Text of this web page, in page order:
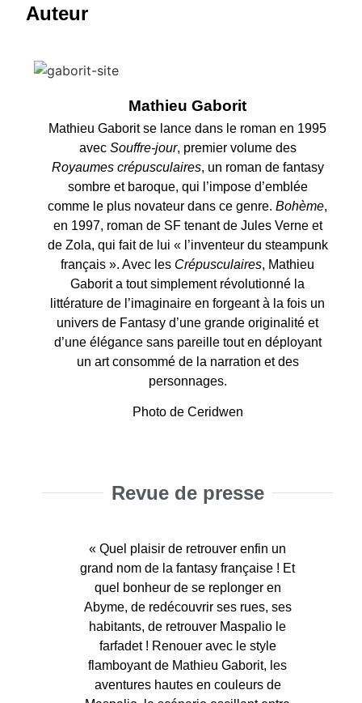
Auteur
Mathieu Gaborit
Mathieu Gaborit se lance dans le roman en 1995
avec Souffre-jour, premier volume des
Royaumes crépusculaires, un roman de fantasy
sombre et baroque, qui l’impose d’emblée
comme le plus novateur dans ce genre. Bohème,
en 1997, roman de SF tenant de Jules Verne et
de Zola, qui fait de lui « l’inventeur du steampunk
français ». Avec les Crépusculaires, Mathieu
Gaborit a tout simplement révolutionné la
littérature de l’imaginaire en forgeant à la fois un
univers de Fantasy d’une grande originalité et
d’une élégance sans pareille tout en déployant
un art consommé de la narration et des
personnages.
Photo de Ceridwen
Revue de presse
« Quel plaisir de retrouver enfin un
grand nom de la fantasy française ! Et
quel bonheur de se replonger en
Abyme, de redécouvrir ses rues, ses
habitants, de retrouver Maspalio le
farfadet ! Renouer avec le style
flamboyant de Mathieu Gaborit, les
aventures hautes en couleurs de